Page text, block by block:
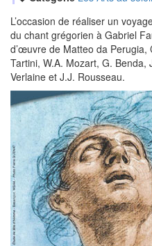
L’occasion de réaliser un
du chant grégorien à Gabriel
d’œuvre de Matteo da Perugia,
Tartini, W.A. Mozart, G. Benda,
Verlaine et J.J. Rousseau.